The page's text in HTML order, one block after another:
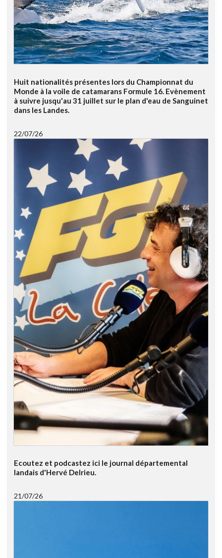
Huit nationalités présentes lors du Championnat du
Monde à la voile de catamarans Formule 16. Evènement
à suivre jusqu'au 31 juillet sur le plan d'eau de Sanguinet
dans les Landes.
22/07/26
Ecoutez et podcastez ici le journal départemental
landais d'Hervé Delrieu.
21/07/26